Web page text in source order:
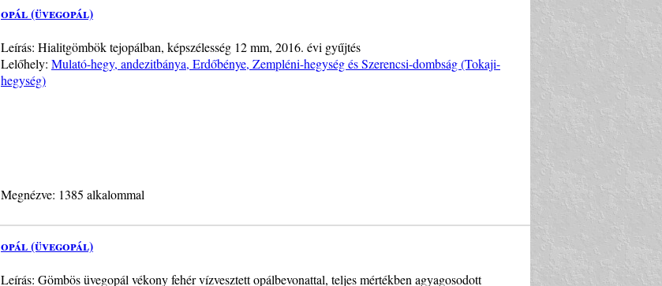
opál (üvegopál)
Leírás: Hialitgömbök tejopálban, képszélesség 12 mm, 2016. évi gyűjtés
Lelőhely: Mulató-hegy, andezitbánya, Erdőbénye, Zempléni-hegység és Szerencsi-dombság (Tokaji-
hegység)
Megnézve: 1385 alkalommal
opál (üvegopál)
Leírás: Gömbös üvegopál vékony fehér vízvesztett opálbevonattal, teljes mértékben agyagosodott